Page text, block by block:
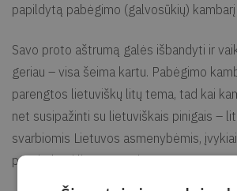
papildytą pabėgimo (galvosūkių) kambarį
Savo proto aštrumą galės išbandyti ir
geriau – visa šeima kartu. Pabėgimo
parengtos lietuviškų litų tema, tad kai
net susipažinti su lietuviškais pinigais –
svarbiomis Lietuvos asmenybėmis,
pavaizduoti litų averse ir reverse.